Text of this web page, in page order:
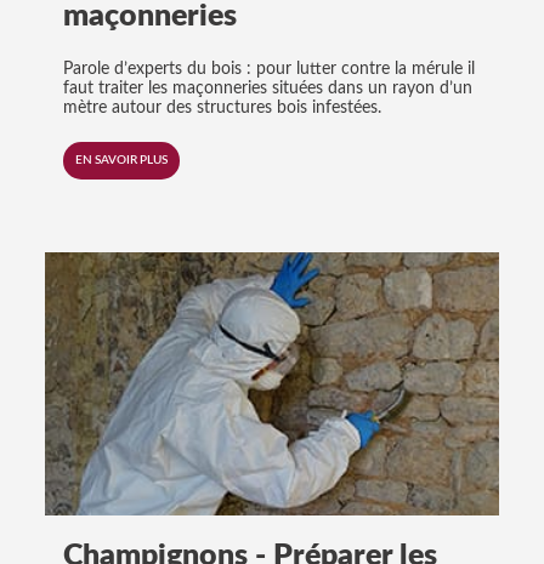
maçonneries
Parole d’experts du bois : pour lutter contre la mérule il
faut traiter les maçonneries situées dans un rayon d’un
mètre autour des structures bois infestées.
EN SAVOIR PLUS
Champignons - Préparer les